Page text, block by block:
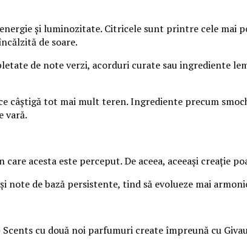
și luminozitate. Citricele sunt printre cele mai
de soare.
de note verzi, acorduri curate sau ingrediente
tot mai mult teren. Ingrediente precum
vară.
acesta este perceput. De aceea, aceeași creație
de bază persistente, tind să evolueze mai
cu două noi parfumuri create împreună cu